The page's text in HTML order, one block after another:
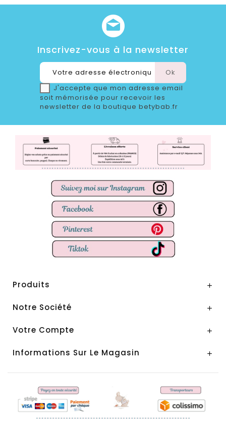
Inscrivez-vous à la newsletter
J'accepte que mon adresse email
soit mémorisée pour recevoir les
newsletter de la boutique betybab.fr
Produits 
Notre Société 
Votre Compte 
Informations Sur Le Magasin 